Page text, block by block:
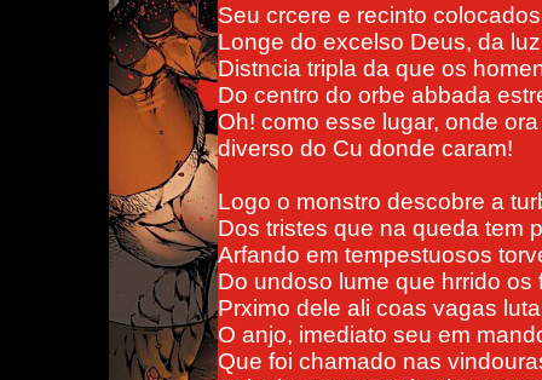
Seu crcere e recinto
Longe do excelso Deus, da
Distncia tripla da que os
Do centro do orbe abbada
Oh! como esse lugar, onde
diverso do Cu donde caram!
Logo o monstro descobre a
Dos tristes que na queda tem
Arfando em tempestuosos
Do undoso lume que hrrido os
Prximo dele ali coas vagas luta
O anjo, imediato seu em
Que foi chamado nas